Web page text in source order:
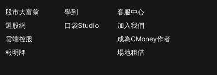
股市大富翁
選股網
雲端控股
報明牌
學到
口袋Studio
客服中心
加入我們
成為CMoney作者
場地租借